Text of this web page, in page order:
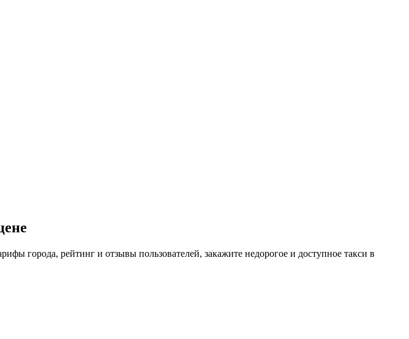
города, рейтинг и отзывы пользователей, закажите недорогое и доступное такси в